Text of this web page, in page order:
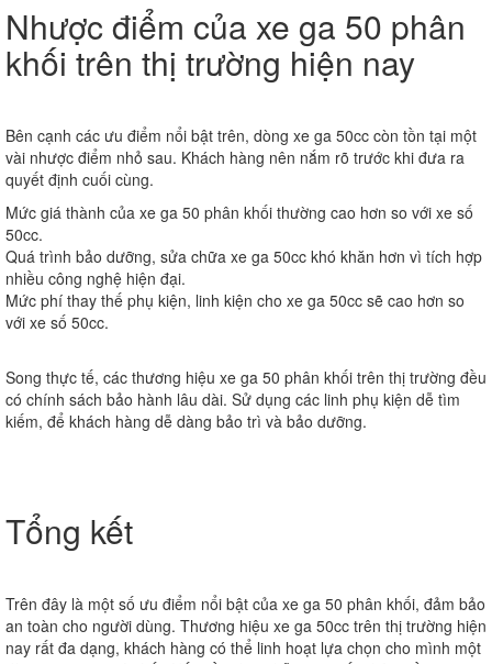
Nhược điểm của xe ga 50 phân
khối trên thị trường hiện nay
Bên cạnh các ưu điểm nổi bật trên, dòng xe ga 50cc còn tồn tại một
vài nhược điểm nhỏ sau. Khách hàng nên nắm rõ trước khi đưa ra
quyết định cuối cùng.
Mức giá thành của xe ga 50 phân khối thường cao hơn so với xe số
50cc.
Quá trình bảo dưỡng, sửa chữa xe ga 50cc khó khăn hơn vì tích hợp
nhiều công nghệ hiện đại.
Mức phí thay thế phụ kiện, linh kiện cho xe ga 50cc sẽ cao hơn so
với xe số 50cc.
Song thực tế, các thương hiệu xe ga 50 phân khối trên thị trường đều
có chính sách bảo hành lâu dài. Sử dụng các linh phụ kiện dễ tìm
kiếm, để khách hàng dễ dàng bảo trì và bảo dưỡng.
Tổng kết
Trên đây là một số ưu điểm nổi bật của xe ga 50 phân khối, đảm bảo
an toàn cho người dùng. Thương hiệu xe ga 50cc trên thị trường hiện
nay rất đa dạng, khách hàng có thể linh hoạt lựa chọn cho mình một